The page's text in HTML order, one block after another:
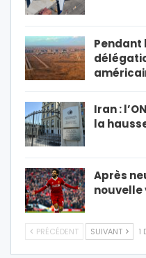
Pendant
Iran :
la
Après
nouvelle
PRÉCÉDENT SUIVANT 1